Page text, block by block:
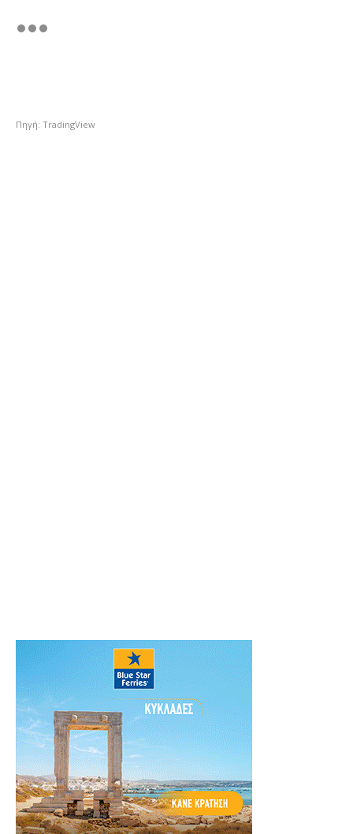
Πηγή: TradingView